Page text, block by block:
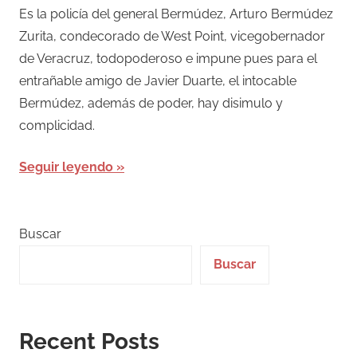
Es la policía del general Bermúdez, Arturo Bermúdez
Zurita, condecorado de West Point, vicegobernador
de Veracruz, todopoderoso e impune pues para el
entrañable amigo de Javier Duarte, el intocable
Bermúdez, además de poder, hay disimulo y
complicidad.
Seguir leyendo
Buscar
Buscar
Recent Posts